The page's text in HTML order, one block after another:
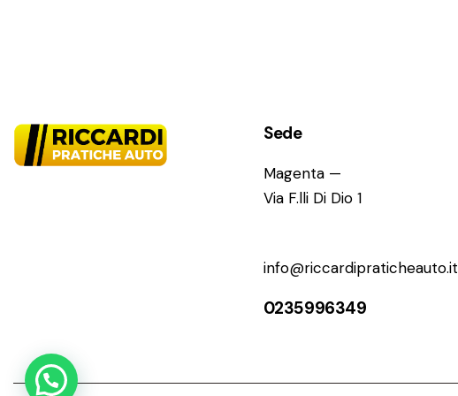
Sede
Magenta —
Via F.lli Di Dio 1
info@riccardipraticheauto.it
0235996349